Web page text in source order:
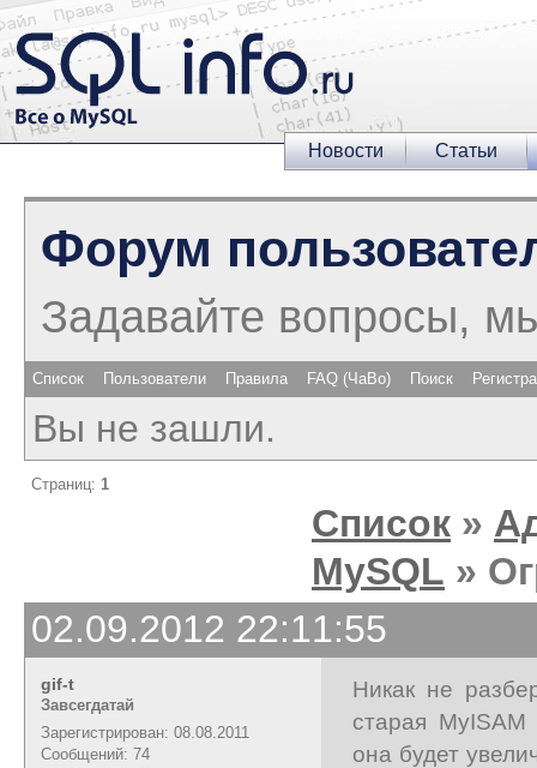
Новости Статьи
Форум
Задавайте вопросы,
Список Пользователи Правила FAQ (ЧаВо) Поиск
Вы не зашли.
Страниц: 1
Список »
MySQL »
02.09.2012 22:11:55
gif-t
Завсегдатай
Зарегистрирован: 08.08.2011
Сообщений: 74
Никак не
старая
она будет